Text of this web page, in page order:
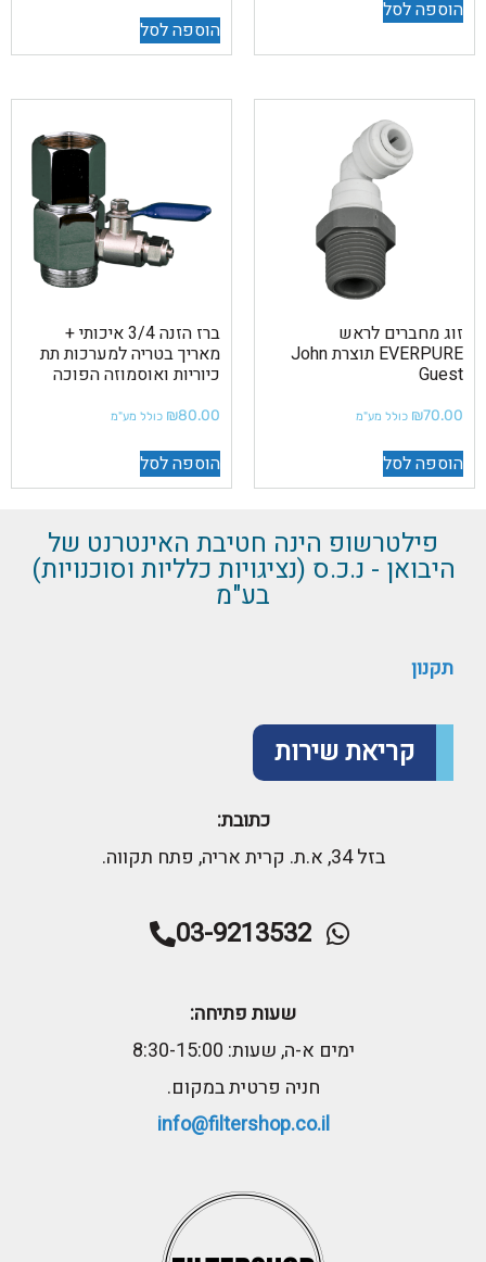
הוספה לסל
הוספה לסל
זוג מחברים לראש
EVERPURE תוצרת John
Guest
₪70.00 כולל מע"מ
הוספה לסל
ברז הזנה 3/4 איכותי +
מאריך בטריה למערכות תת
כיוריות ואוסמוזה הפוכה
₪80.00 כולל מע"מ
הוספה לסל
פילטרשופ הינה חטיבת האינטרנט של
היבואן - נ.כ.ס (נציגויות כלליות וסוכנויות)
בע"מ
תקנון
קריאת שירות
כתובת:
בזל 34, א.ת. קרית אריה, פתח תקווה.
03-9213532
שעות פתיחה:
ימים א-ה, שעות: 8:30-15:00
חניה פרטית במקום.
info@filtershop.co.il